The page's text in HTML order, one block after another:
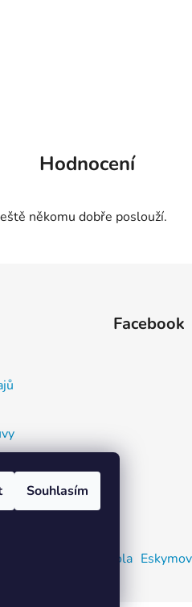
Souhlasím
Hodnocení
někomu dobře poslouží.
a
Facebook
Kajaková škola